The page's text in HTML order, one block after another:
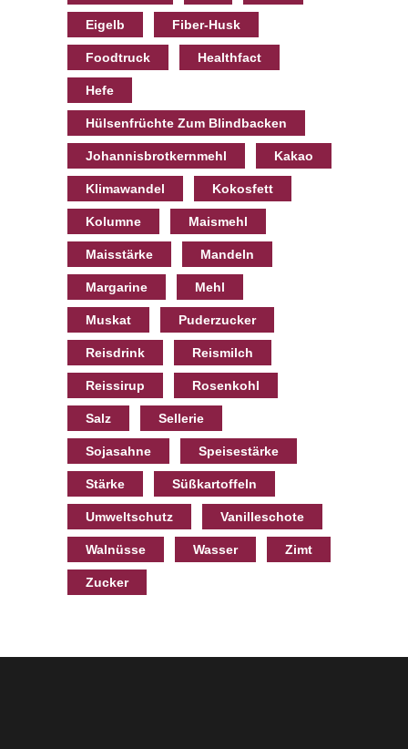
Eigelb Fiber-Husk
Foodtruck Healthfact
Hefe
Hülsenfrüchte Zum Blindbacken
Johannisbrotkernmehl Kakao
Klimawandel Kokosfett
Kolumne Maismehl
Maisstärke Mandeln
Margarine Mehl
Muskat Puderzucker
Reisdrink Reismilch
Reissirup Rosenkohl
Salz Sellerie
Sojasahne Speisestärke
Stärke Süßkartoffeln
Umweltschutz Vanilleschote
Walnüsse Wasser Zimt
Zucker